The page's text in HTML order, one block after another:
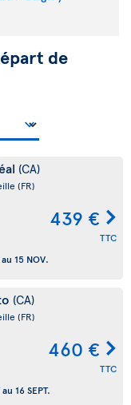
de
(CA)
(FR)
439 €
TTC
au 15 NOV.
(CA)
(FR)
460 €
TTC
au 16 SEPT.